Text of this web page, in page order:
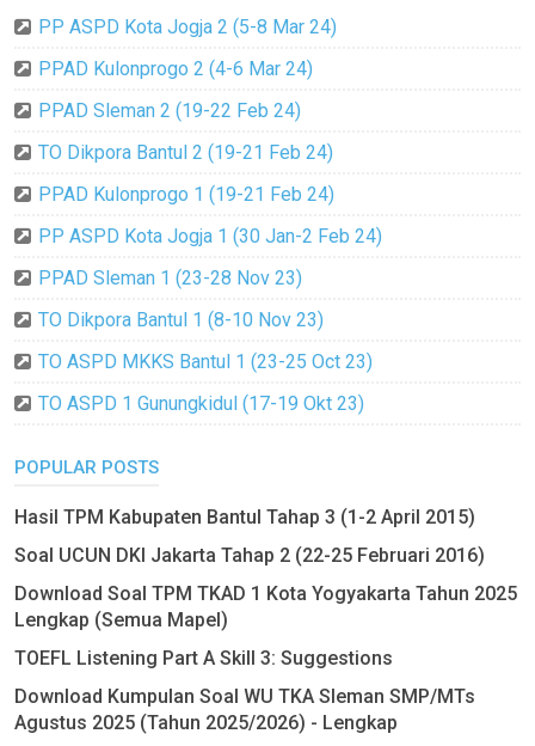
PP ASPD Kota Jogja 2 (5-8 Mar 24)
PPAD Kulonprogo 2 (4-6 Mar 24)
PPAD Sleman 2 (19-22 Feb 24)
TO Dikpora Bantul 2 (19-21 Feb 24)
PPAD Kulonprogo 1 (19-21 Feb 24)
PP ASPD Kota Jogja 1 (30 Jan-2 Feb 24)
PPAD Sleman 1 (23-28 Nov 23)
TO Dikpora Bantul 1 (8-10 Nov 23)
TO ASPD MKKS Bantul 1 (23-25 Oct 23)
TO ASPD 1 Gunungkidul (17-19 Okt 23)
POPULAR POSTS
Hasil TPM Kabupaten Bantul Tahap 3 (1-2 April 2015)
Soal UCUN DKI Jakarta Tahap 2 (22-25 Februari 2016)
Download Soal TPM TKAD 1 Kota Yogyakarta Tahun 2025
Lengkap (Semua Mapel)
TOEFL Listening Part A Skill 3: Suggestions
Download Kumpulan Soal WU TKA Sleman SMP/MTs
Agustus 2025 (Tahun 2025/2026) - Lengkap